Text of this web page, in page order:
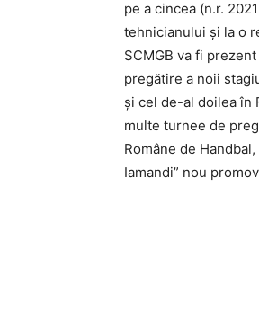
pe a cincea (n.r.
tehnicianului și la o
SCMGB va fi
pregătire a noii
și cel de-al doilea în
multe turnee de
Române de
Iamandi” nou